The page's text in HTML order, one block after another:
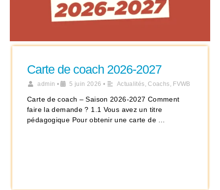
Carte de coach 2026-2027
admin • 5 juin 2026 • Actualités,Coachs, FVWB
Carte de coach – Saison 2026-2027 Comment
faire la demande ? 1.1 Vous avez un titre
pédagogique Pour obtenir une carte de …